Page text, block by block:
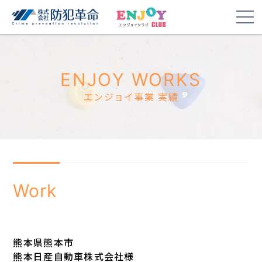
ENJOY WORKS
エンジョイ事業 実績
Work
熊本県熊本市
熊本日産自動車株式会社様